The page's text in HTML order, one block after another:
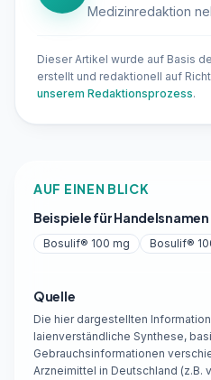
Medizinredaktion
Dieser Artikel wurde auf Basis
erstellt und redaktionell auf
unserem Redaktionsprozess.
AUF EINEN BLICK
Beispiele für Handelsnamen
Bosulif® 100 mg Bosulif®
Quelle
Die hier dargestellten
laienverständliche Synthese,
Gebrauchsinformationen
Arzneimittel in Deutschland (z.B.